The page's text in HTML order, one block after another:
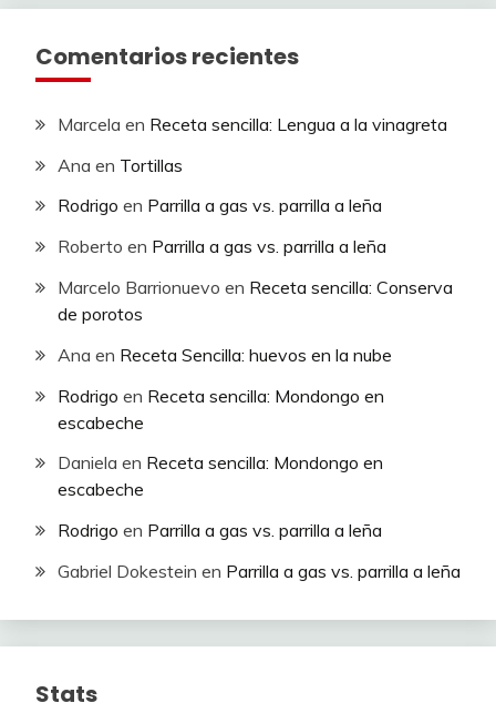
Comentarios recientes
Marcela en Receta sencilla: Lengua a la vinagreta
Ana en Tortillas
Rodrigo en Parrilla a gas vs. parrilla a leña
Roberto en Parrilla a gas vs. parrilla a leña
Marcelo Barrionuevo en Receta sencilla: Conserva
de porotos
Ana en Receta Sencilla: huevos en la nube
Rodrigo en Receta sencilla: Mondongo en
escabeche
Daniela en Receta sencilla: Mondongo en
escabeche
Rodrigo en Parrilla a gas vs. parrilla a leña
Gabriel Dokestein en Parrilla a gas vs. parrilla a leña
Stats